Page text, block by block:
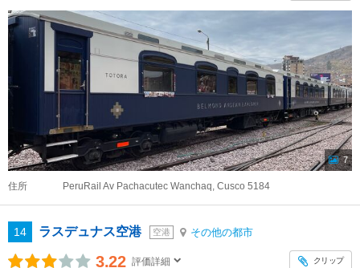
7
住所 PeruRail Av Pachacutec Wanchaq, Cusco 5184
14 ラスデュナス空港 空港 その他の都市
3.22 評価詳細 クリップ